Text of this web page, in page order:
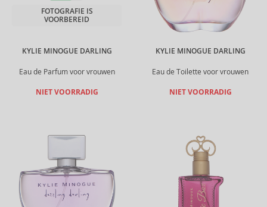
KYLIE MINOGUE DARLING
Eau de Parfum voor vrouwen
FOTOGRAFIE IS
VOORBEREID
NIET VOORRADIG
KYLIE MINOGUE DARLING
Eau de Toilette voor vrouwen
NIET VOORRADIG